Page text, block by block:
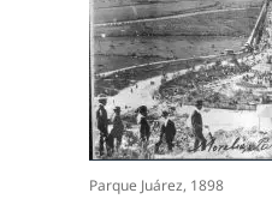
Parque Juárez, 1898